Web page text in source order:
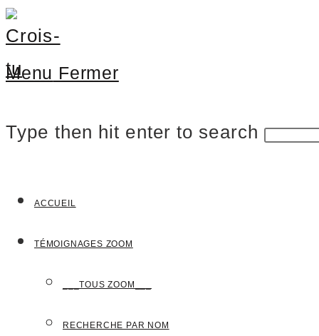
Menu Fermer
Type then hit enter to search
ACCUEIL
TÉMOIGNAGES ZOOM
___TOUS ZOOM___
RECHERCHE PAR NOM